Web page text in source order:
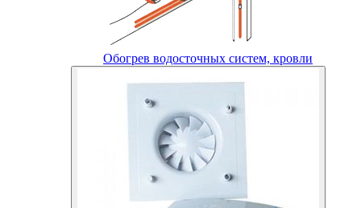
Обогрев водосточных систем, кровли